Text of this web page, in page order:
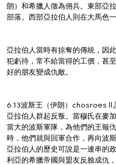
朗）和希臘人徵為佣兵。東部亞
部落。西部亞拉伯人則在大馬色
亞拉伯人當時有掠奪的傳統，因
犯虧待，常不給當得的工價，甚
好的朋友變成仇敵。
6.13波斯王（伊朗）chosroes ll,
亞拉伯人群起反叛。當穆氏在麥
當大的波斯軍隊，為他們的王報
時，他們就與回軍合作，再向波
亞拉伯人的歷史可說是一連串的
利亞的希臘帝國與盟友反臉成仇，